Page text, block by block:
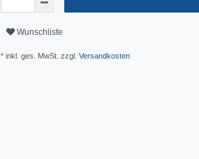
Wunschliste
* inkl. ges. MwSt. zzgl. Versandkosten